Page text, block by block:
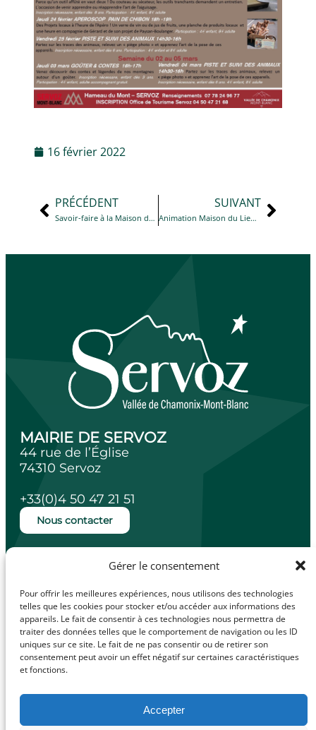
Gérer le consentement
Pour offrir les meilleures expériences, nous utilisons des technologies
telles que les cookies pour stocker et/ou accéder aux informations des
appareils. Le fait de consentir à ces technologies nous permettra de
traiter des données telles que le comportement de navigation ou les ID
uniques sur ce site. Le fait de ne pas consentir ou de retirer son
consentement peut avoir un effet négatif sur certaines caractéristiques
et fonctions.
Accepter
16 février 2022
PRÉCÉDENT
Savoir-faire à la Maison du Lieutenant de 14 h à 17 h 30 : pains et tartes au four à pain
SUIVANT
Animation Maison du Lieutenant : PISTE ET SUIVI DES ANIMAUX de 14 h 30 à 16 h
MAIRIE DE SERVOZ
44 rue de l’Église
74310 Servoz
+33(0)4 50 47 21 51
Nous contacter
Lundi, mardi, jeudi et vendredi de 14h à
Mercredi de 10h à 12h.
facebook